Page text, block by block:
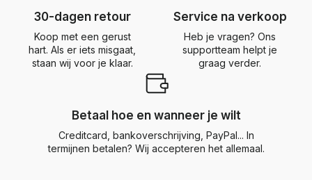
30-dagen retour
Koop met een gerust
hart. Als er iets misgaat,
staan wij voor je klaar.
Service na verkoop
Heb je vragen? Ons
supportteam helpt je
graag verder.
Betaal hoe en wanneer je wilt
Creditcard, bankoverschrijving, PayPal... In
termijnen betalen? Wij accepteren het allemaal.